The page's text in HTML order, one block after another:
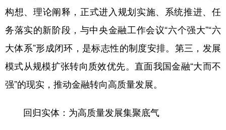
构想、理论阐释，正式进入规划实施、系统推进、任
务落实的新阶段，与中央金融工作会议“六个强大”“六
大体系”形成闭环，是标志性的制度安排。第三，发展
模式从规模扩张转向质效优先。直面我国金融“大而不
强”的现实，推动金融转向高质量发展。
回归实体：为高质量发展集聚底气